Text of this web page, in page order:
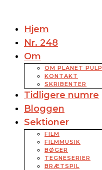
Hjem
Nr. 248
Om
OM PLANET PULP
KONTAKT
SKRIBENTER
Tidligere numre
Bloggen
Sektioner
FILM
FILMMUSIK
BØGER
TEGNESERIER
BRÆTSPIL